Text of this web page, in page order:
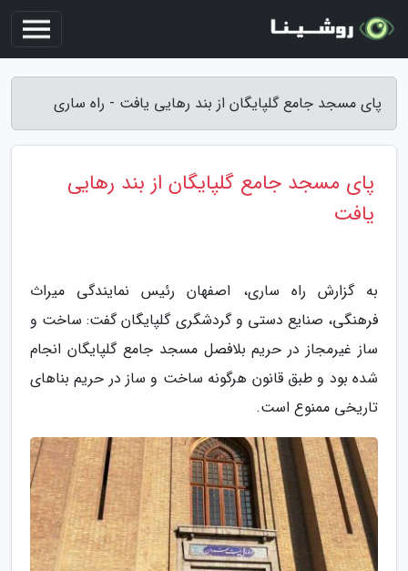
پای مسجد جامع گلپایگان از بند رهایی یافت - راه ساری
پای مسجد جامع گلپایگان از بند رهایی
یافت
به گزارش راه ساری، اصفهان رئیس نمایندگی میراث
فرهنگی، صنایع دستی و گردشگری گلپایگان گفت: ساخت و
ساز غیرمجاز در حریم بلافصل مسجد جامع گلپایگان انجام
شده بود و طبق قانون هرگونه ساخت و ساز در حریم بناهای
تاریخی ممنوع است.